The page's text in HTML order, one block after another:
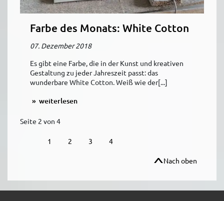
Farbe des Monats: White Cotton
07. Dezember 2018
Es gibt eine Farbe, die in der Kunst und kreativen
Gestaltung zu jeder Jahreszeit passt: das
wunderbare White Cotton. Weiß wie der[...]
weiterlesen
Seite 2 von 4
1 2 3 4
Nach oben